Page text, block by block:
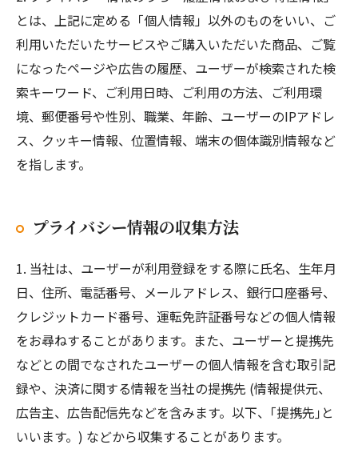
とは、上記に定める「個人情報」以外のものをいい、ご
利用いただいたサービスやご購入いただいた商品、ご覧
になったページや広告の履歴、ユーザーが検索された検
索キーワード、ご利用日時、ご利用の方法、ご利用環
境、郵便番号や性別、職業、年齢、ユーザーのIPアドレ
ス、クッキー情報、位置情報、端末の個体識別情報など
を指します。
プライバシー情報の収集方法
1. 当社は、ユーザーが利用登録をする際に氏名、生年月
日、住所、電話番号、メールアドレス、銀行口座番号、
クレジットカード番号、運転免許証番号などの個人情報
をお尋ねすることがあります。また、ユーザーと提携先
などとの間でなされたユーザーの個人情報を含む取引記
録や、決済に関する情報を当社の提携先 (情報提供元、
広告主、広告配信先などを含みます。以下、｢提携先｣と
いいます。) などから収集することがあります。